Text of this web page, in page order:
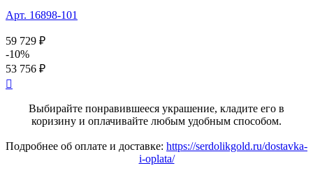
Арт. 16898-101
59 729 ₽
-10%
53 756 ₽

Выбирайте понравившееся украшение, кладите его в
коризину и оплачивайте любым удобным способом.
Подробнее об оплате и доставке: https://serdolikgold.ru/dostavka-
i-oplata/